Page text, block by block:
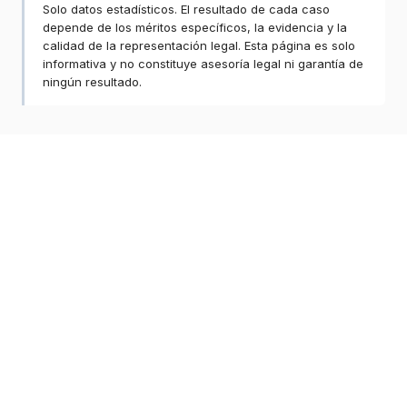
Solo datos estadísticos. El resultado de cada caso
depende de los méritos específicos, la evidencia y la
calidad de la representación legal. Esta página es solo
informativa y no constituye asesoría legal ni garantía de
ningún resultado.